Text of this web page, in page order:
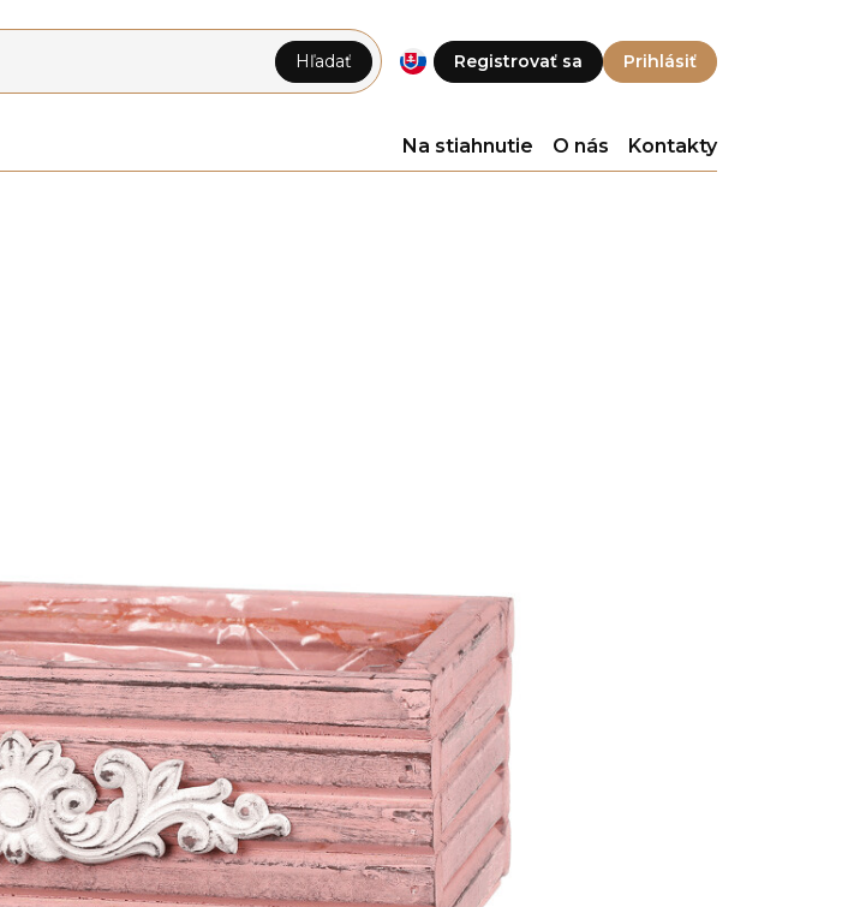
Registrovať sa Prihlásiť
Hľadať
Na stiahnutie O nás Kontakty